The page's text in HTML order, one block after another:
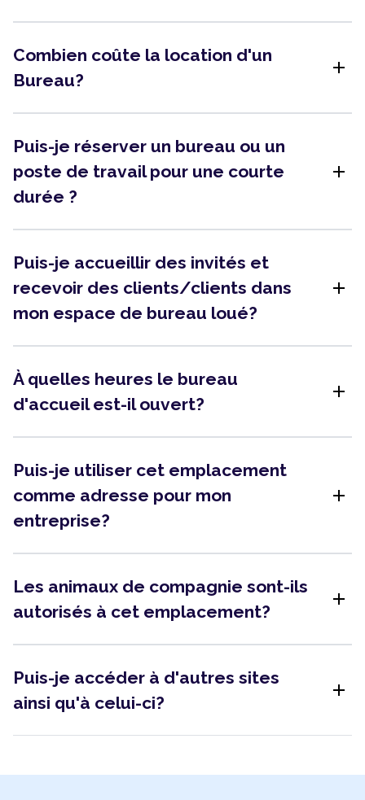
Combien coûte la location d'un
Bureau?
add
Puis-je réserver un bureau ou un
poste de travail pour une courte
durée ?
add
Puis-je accueillir des invités et
recevoir des clients/clients dans
mon espace de bureau loué?
add
À quelles heures le bureau
d'accueil est-il ouvert?
add
Puis-je utiliser cet emplacement
comme adresse pour mon
entreprise?
add
Les animaux de compagnie sont-ils
autorisés à cet emplacement?
add
Puis-je accéder à d'autres sites
ainsi qu'à celui-ci?
add